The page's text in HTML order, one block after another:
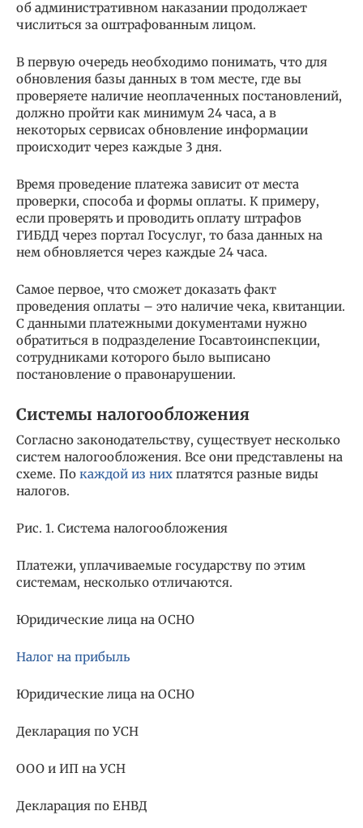
об административном наказании продолжает
числиться за оштрафованным лицом.
В первую очередь необходимо понимать, что для
обновления базы данных в том месте, где вы
проверяете наличие неоплаченных постановлений,
должно пройти как минимум 24 часа, а в
некоторых сервисах обновление информации
происходит через каждые 3 дня.
Время проведение платежа зависит от места
проверки, способа и формы оплаты. К примеру,
если проверять и проводить оплату штрафов
ГИБДД через портал Госуслуг, то база данных на
нем обновляется через каждые 24 часа.
Самое первое, что сможет доказать факт
проведения оплаты – это наличие чека, квитанции.
С данными платежными документами нужно
обратиться в подразделение Госавтоинспекции,
сотрудниками которого было выписано
постановление о правонарушении.
Системы налогообложения
Согласно законодательству, существует несколько
систем налогообложения. Все они представлены на
схеме. По каждой из них платятся разные виды
налогов.
Рис. 1. Система налогообложения
Платежи, уплачиваемые государству по этим
системам, несколько отличаются.
Юридические лица на ОСНО
Налог на прибыль
Юридические лица на ОСНО
Декларация по УСН
ООО и ИП на УСН
Декларация по ЕНВД